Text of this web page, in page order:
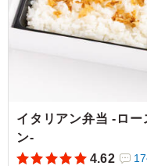
イタリアン弁当 -ロ
ン‐
4.62
17